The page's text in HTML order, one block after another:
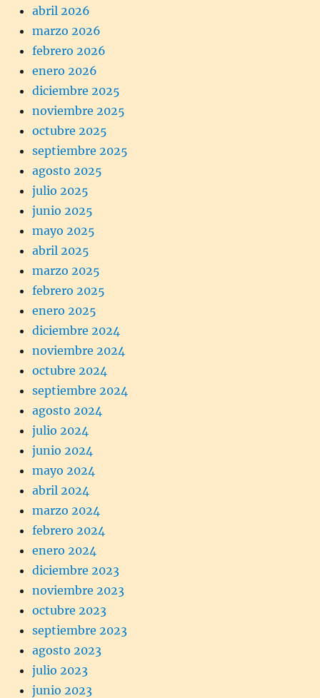
abril 2026
marzo 2026
febrero 2026
enero 2026
diciembre 2025
noviembre 2025
octubre 2025
septiembre 2025
agosto 2025
julio 2025
junio 2025
mayo 2025
abril 2025
marzo 2025
febrero 2025
enero 2025
diciembre 2024
noviembre 2024
octubre 2024
septiembre 2024
agosto 2024
julio 2024
junio 2024
mayo 2024
abril 2024
marzo 2024
febrero 2024
enero 2024
diciembre 2023
noviembre 2023
octubre 2023
septiembre 2023
agosto 2023
julio 2023
junio 2023